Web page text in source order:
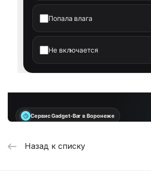
Назад к списку